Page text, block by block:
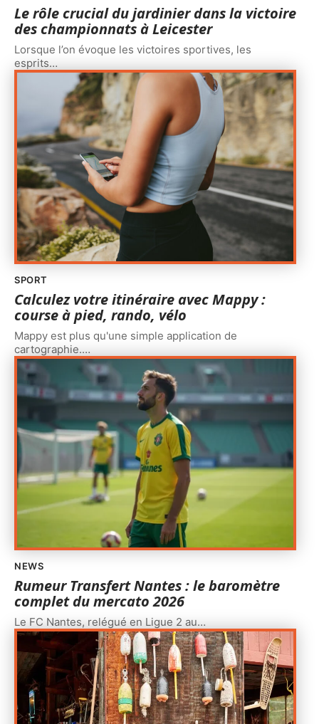
Le rôle crucial du jardinier dans la victoire
des championnats à Leicester
Lorsque l’on évoque les victoires sportives, les
esprits…
SPORT
Calculez votre itinéraire avec Mappy :
course à pied, rando, vélo
Mappy est plus qu'une simple application de
cartographie.…
NEWS
Rumeur Transfert Nantes : le baromètre
complet du mercato 2026
Le FC Nantes, relégué en Ligue 2 au…